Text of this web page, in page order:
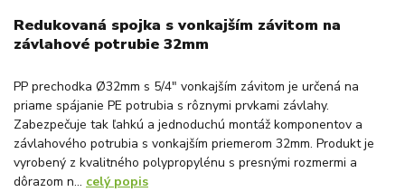
Redukovaná spojka s vonkajším závitom na
závlahové potrubie 32mm
PP prechodka Ø32mm s 5/4" vonkajším závitom je určená na
priame spájanie PE potrubia s rôznymi prvkami závlahy.
Zabezpečuje tak ľahkú a jednoduchú montáž komponentov a
závlahového potrubia s vonkajším priemerom 32mm. Produkt je
vyrobený z kvalitného polypropylénu s presnými rozmermi a
dôrazom n... celý popis